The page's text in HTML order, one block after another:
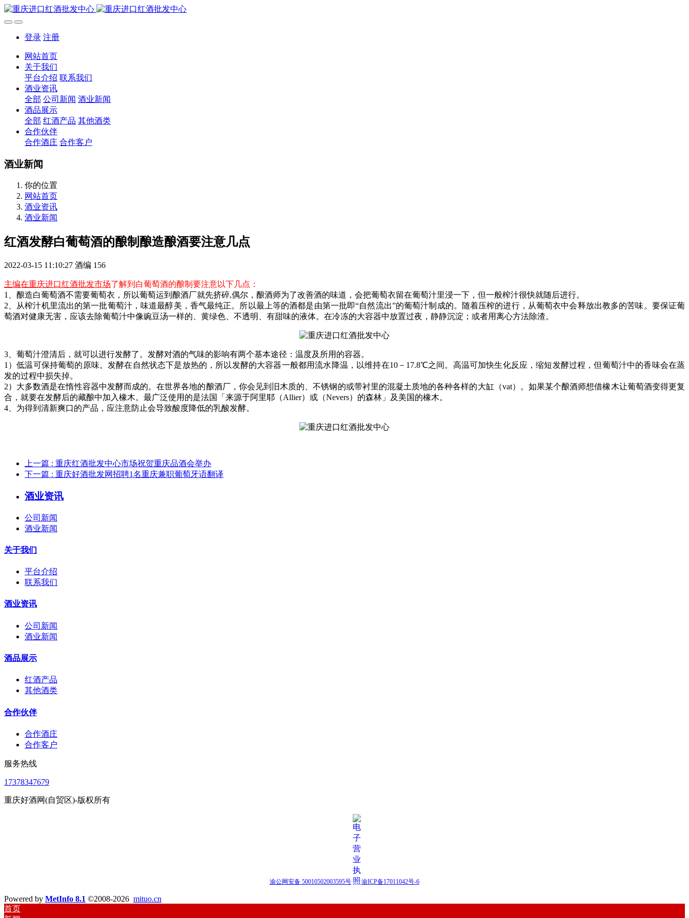
登录 注册
网站首页
关于我们
平台介绍 联系我们
酒业资讯
全部 公司新闻 酒业新闻
酒品展示
全部 红酒产品 其他酒类
合作伙伴
合作酒庄 合作客户
酒业新闻
你的位置
网站首页
酒业资讯
酒业新闻
红酒发酵白葡萄酒的酿制酿造酿酒要注意几点
2022-03-15 11:10:27 酒编 156
主编在重庆进口红酒批发市场了解到白葡萄酒的酿制要注意以下几点：
1、酿造白葡萄酒不需要葡萄衣，所以葡萄运到酿酒厂就先挤碎,偶尔，酿酒师为了改善酒的味道，会把葡萄衣留在葡萄汁里浸一下，但一般榨汁很快就随后进行。
2、从榨汁机里流出的第一批葡萄汁，味道最醇美，香气最纯正。所以最上等的酒都是由第一批即“自然流出”的葡萄汁制成的。随着压榨的进行，从葡萄衣中会释放出教多的苦味。要保证葡
萄酒对健康无害，应该去除葡萄汁中像豌豆汤一样的、黄绿色、不透明、有甜味的液体。在冷冻的大容器中放置过夜，静静沉淀；或者用离心方法除渣。
3、葡萄汁澄清后，就可以进行发酵了。发酵对酒的气味的影响有两个基本途径：温度及所用的容器。
1）低温可保持葡萄的原味。发酵在自然状态下是放热的，所以发酵的大容器一般都用流水降温，以维持在10－17.8℃之间。高温可加快生化反应，缩短发酵过程，但葡萄汁中的香味会在蒸
发的过程中损失掉。
2）大多数酒是在惰性容器中发酵而成的。在世界各地的酿酒厂，你会见到旧木质的、不锈钢的或带衬里的混凝土质地的各种各样的大缸（vat）。如果某个酿酒师想借橡木让葡萄酒变得更复
合，就要在发酵后的藏酿中加入橡木。最广泛使用的是法国「来源于阿里耶（Allier）或（Nevers）的森林」及美国的橡木。
4、为得到清新爽口的产品，应注意防止会导致酸度降低的乳酸发酵。
上一篇 : 重庆红酒批发中心市场祝贺重庆品酒会举办
下一篇 : 重庆好酒批发网招聘1名重庆兼职葡萄牙语翻译
酒业资讯
公司新闻
酒业新闻
关于我们
平台介绍
联系我们
酒业资讯
公司新闻
酒业新闻
酒品展示
红酒产品
其他酒类
合作伙伴
合作酒庄
合作客户
服务热线
17378347679
重庆好酒网(自贸区)-版权所有
渝公网安备 50010502003595号 渝ICP备17011042号-6
Powered by MetInfo 8.1 ©2008-2026 mituo.cn
首页